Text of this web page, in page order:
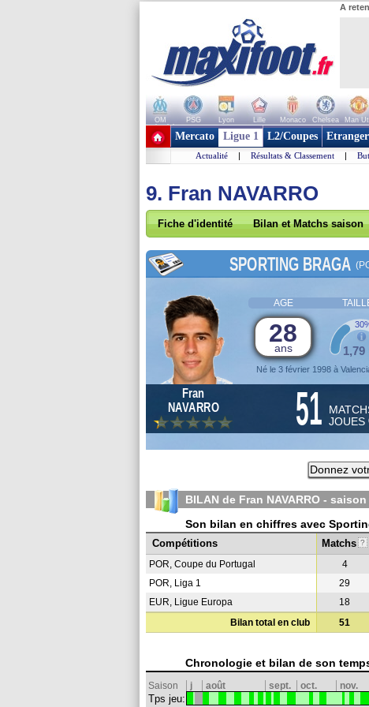
A
OM PSG Lyon Lille Monaco Chelsea Man
+ de clubs
Mercato Ligue 1 L2/Coupes Etranger
Actualité | Résultats & Classement |
9. Fran NAVARRO
Fiche d'identité Bilan et Matchs saison
SPORTING BRAGA
AGE
28
ans
Né le 3 février 1998 à
1,79
Fran
NAVARRO
51 JOUES
Donnez
BILAN de Fran NAVARRO - saison
Son bilan en chiffres avec
Compétitions
Matchs ?
POR, Coupe du Portugal 4
POR, Liga 1
29
EUR, Ligue Europa
18
Bilan total en club
51
Chronologie et bilan de son
Saison j août sept. oct. nov.
Tps jeu: